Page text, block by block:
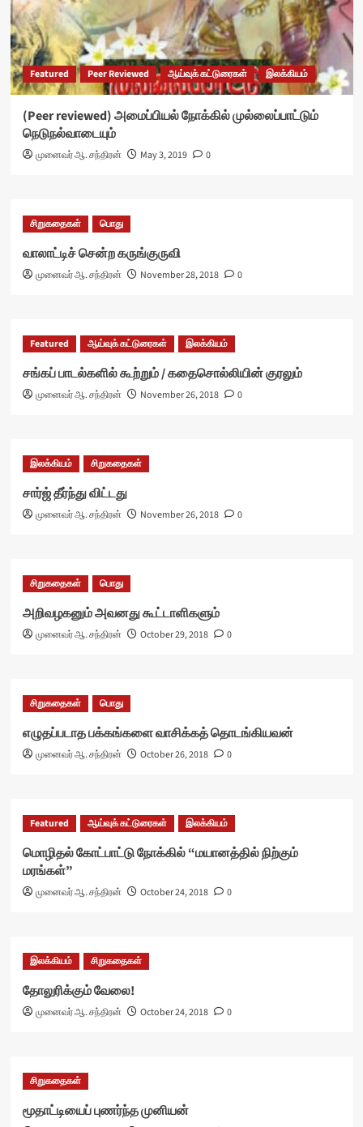
Featured Peer Reviewed ஆய்வுக் கட்டுரைகள் இலக்கியம்
(Peer reviewed) அமைப்பியல் நோக்கில் முல்லைப்பாட்டும்
நெடுநல்வாடையும்
முனைவர் ஆ. சந்திரன் May 3, 2019 0
சிறுகதைகள் பொது
வாலாட்டிச் சென்ற கருங்குருவி
முனைவர் ஆ. சந்திரன் November 28, 2018 0
Featured ஆய்வுக் கட்டுரைகள் இலக்கியம்
சங்கப் பாடல்களில் கூற்றும் / கதைசொல்லியின் குரலும்
முனைவர் ஆ. சந்திரன் November 26, 2018 0
இலக்கியம் சிறுகதைகள்
சார்ஜ் தீர்ந்து விட்டது
முனைவர் ஆ. சந்திரன் November 26, 2018 0
சிறுகதைகள் பொது
அறிவழகனும் அவனது கூட்டாளிகளும்
முனைவர் ஆ. சந்திரன் October 29, 2018 0
சிறுகதைகள் பொது
எழுதப்படாத பக்கங்களை வாசிக்கத் தொடங்கியவன்
முனைவர் ஆ. சந்திரன் October 26, 2018 0
Featured ஆய்வுக் கட்டுரைகள் இலக்கியம்
மொழிதல் கோட்பாட்டு நோக்கில் “மயானத்தில் நிற்கும்
மரங்கள்”
முனைவர் ஆ. சந்திரன் October 24, 2018 0
இலக்கியம் சிறுகதைகள்
தோலுரிக்கும் வேலை!
முனைவர் ஆ. சந்திரன் October 24, 2018 0
சிறுகதைகள்
மூதாட்டியைப் புணர்ந்த முனியன்